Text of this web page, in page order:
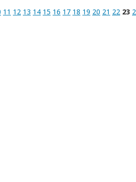
11 12 13 14 15 16 17 18 19 20 21 22 23